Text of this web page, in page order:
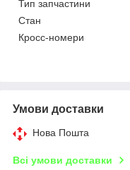
Тип запчастини
Стан
Кросс-номери
Умови доставки
Нова Пошта
Всі умови доставки